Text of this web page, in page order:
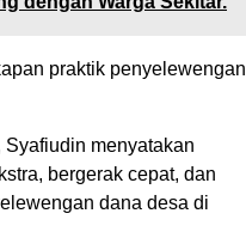
praktik penyelewengan
menyatakan
bergerak cepat, dan
dana desa di